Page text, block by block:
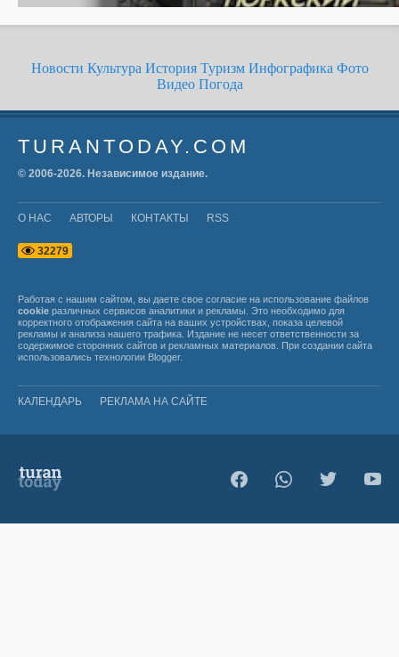
Новости Культура История Туризм Инфографика Фото
Видео Погода
TURANTODAY.COM
© 2006-2026. Независимое издание.
О НАС АВТОРЫ КОНТАКТЫ RSS
32279
Работая с нашим сайтом, вы даете свое согласие на использование файлов
cookie различных сервисов аналитики и рекламы. Это необходимо для
корректного отображения сайта на ваших устройствах, показа целевой
рекламы и анализа нашего трафика. Издание не несет ответственности за
содержимое сторонних сайтов и рекламных материалов. При создании сайта
использовались технологии Blogger.
КАЛЕНДАРЬ РЕКЛАМА НА САЙТЕ